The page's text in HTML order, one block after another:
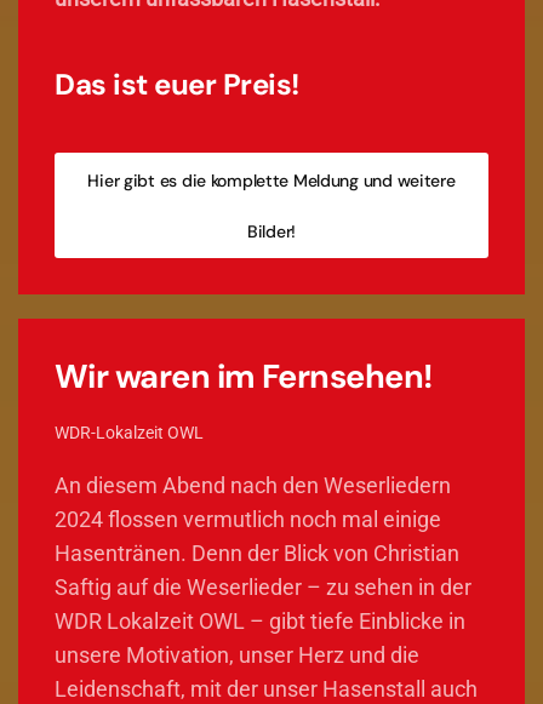
Das ist euer Preis!
Hier gibt es die komplette Meldung und weitere
Bilder!
Wir waren im Fernsehen!
WDR-Lokalzeit OWL
An diesem Abend nach den Weserliedern
2024 flossen vermutlich noch mal einige
Hasentränen. Denn der Blick von Christian
Saftig auf die Weserlieder – zu sehen in der
WDR Lokalzeit OWL – gibt tiefe Einblicke in
unsere Motivation, unser Herz und die
Leidenschaft, mit der unser Hasenstall auch